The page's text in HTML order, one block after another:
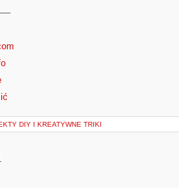
DIY I KREATYWNE TRIKI